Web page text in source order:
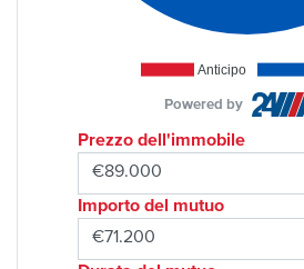
Anticipo
Powered by
Prezzo dell'immobile
Importo del mutuo